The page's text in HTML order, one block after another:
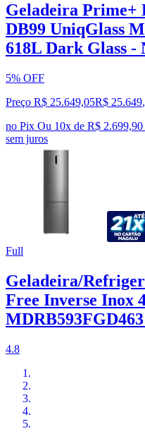
Geladeira Prime+
DB99 UniqGlass
618L Dark Glass -
5% OFF
Preço R$ 25.649,05R$ 25.649,
no Pix Ou 10x de R$ 2.699,90
sem juros
Full
Geladeira/
Free Inverse Inox
4.8